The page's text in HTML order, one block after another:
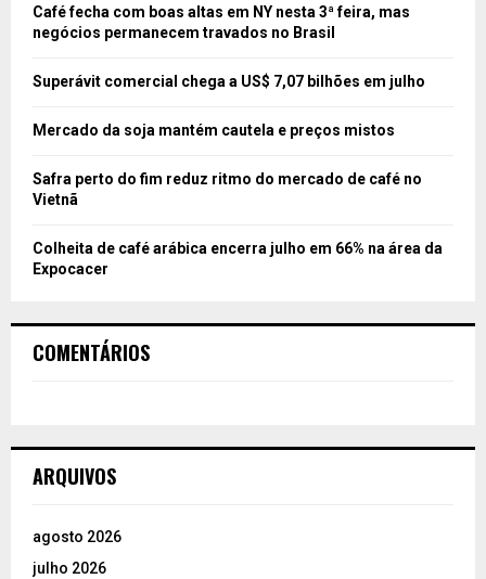
Café fecha com boas altas em NY nesta 3ª feira, mas
negócios permanecem travados no Brasil
Superávit comercial chega a US$ 7,07 bilhões em julho
Mercado da soja mantém cautela e preços mistos
Safra perto do fim reduz ritmo do mercado de café no
Vietnã
Colheita de café arábica encerra julho em 66% na área da
Expocacer
COMENTÁRIOS
ARQUIVOS
agosto 2026
julho 2026